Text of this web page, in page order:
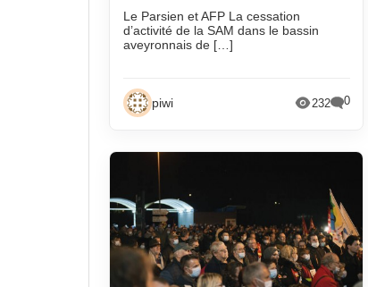
Le Parsien et AFP La cessation
d’activité de la SAM dans le bassin
aveyronnais de […]
piwi 232 0